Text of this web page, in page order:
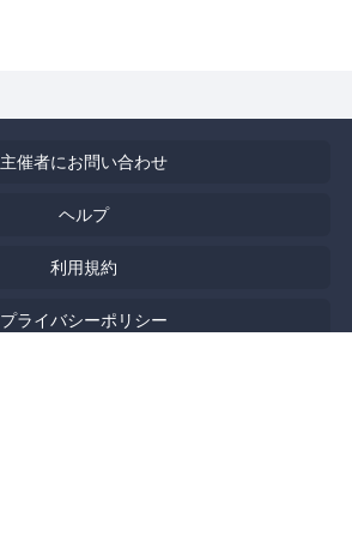
主催者にお問い合わせ
ヘルプ
利用規約
プライバシーポリシー